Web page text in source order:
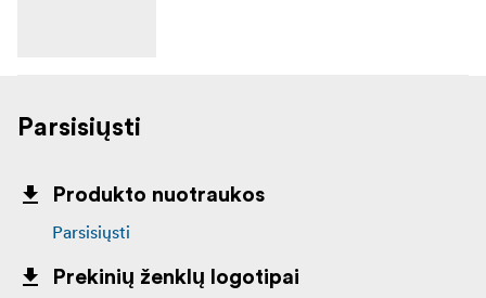
Parsisiųsti
Produkto nuotraukos
Parsisiųsti
Prekinių ženklų logotipai